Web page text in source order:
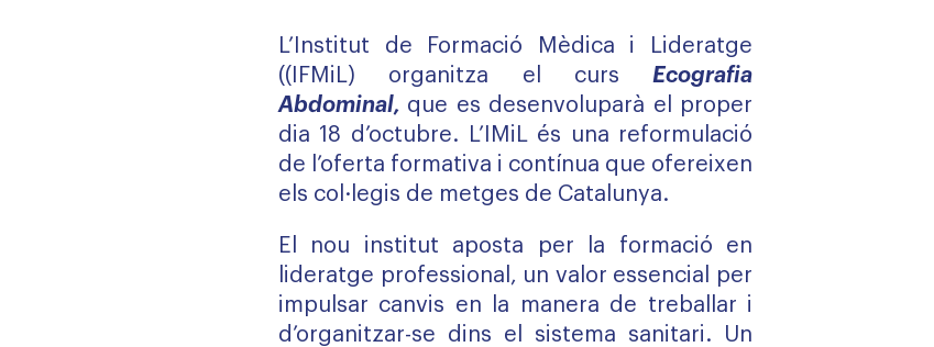
L’Institut de Formació Mèdica i Lideratge
((IFMiL) organitza el cursEcografia
Abdominal, que es desenvoluparà el proper
dia 18 d’octubre. L’IMiL és una reformulació
de l’oferta formativa i contínua que ofereixen
els col·legis de metges de Catalunya.
El nou institut aposta per la formació en
lideratge professional, un valor essencial per
impulsar canvis en la manera de treballar i
d’organitzar-se dins el sistema sanitari. Un